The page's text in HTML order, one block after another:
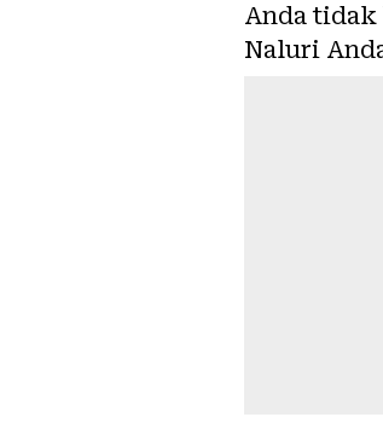
Anda tidak
Naluri